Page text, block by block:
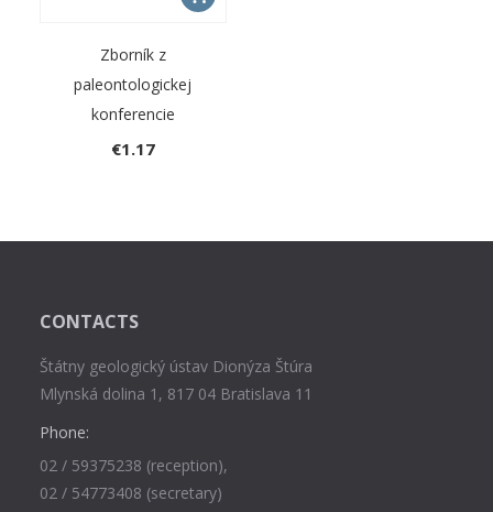
Zborník z
paleontologickej
konferencie
€1.17
CONTACTS
Štátny geologický ústav Dionýza Štúra
Mlynská dolina 1, 817 04 Bratislava 11
Phone:
02 / 59375238 (reception),
02 / 54773408 (secretary)